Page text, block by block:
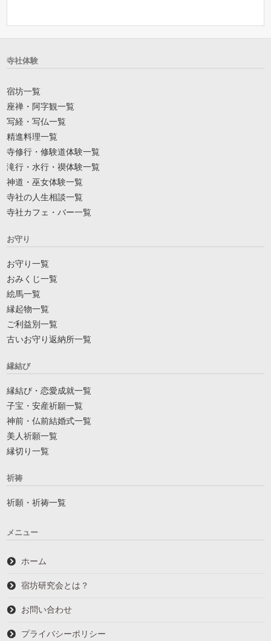
寺社体験
宿坊一覧
座禅・阿字観一覧
写経・写仏一覧
精進料理一覧
寺修行・修験道体験一覧
滝行・水行・禊体験一覧
神道・巫女体験一覧
寺社の人生相談一覧
寺社カフェ・バー一覧
お守り
お守り一覧
おみくじ一覧
絵馬一覧
縁起物一覧
ご利益別一覧
古いお守り返納所一覧
縁結び
縁結び・恋愛成就一覧
子宝・安産祈願一覧
神前・仏前結婚式一覧
美人祈願一覧
縁切り一覧
祈祷
祈願・祈祷一覧
メニュー
ホーム
宿坊研究会とは？
お問い合わせ
プライバシーポリシー